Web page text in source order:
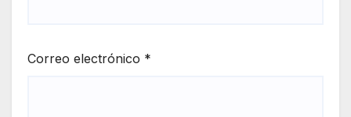
Correo electrónico *